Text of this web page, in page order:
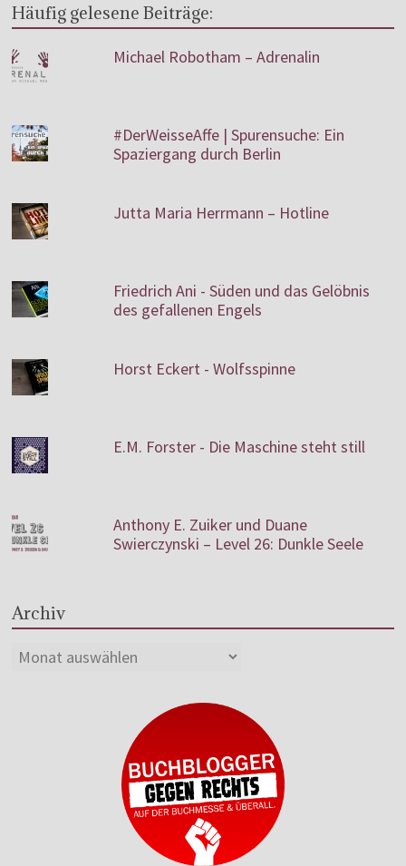
Häufig gelesene Beiträge:
Michael Robotham – Adrenalin
#DerWeisseAffe | Spurensuche: Ein
Spaziergang durch Berlin
Jutta Maria Herrmann – Hotline
Friedrich Ani - Süden und das Gelöbnis
des gefallenen Engels
Horst Eckert - Wolfsspinne
E.M. Forster - Die Maschine steht still
Anthony E. Zuiker und Duane
Swierczynski – Level 26: Dunkle Seele
Archiv